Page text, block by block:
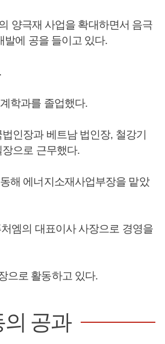
양극재 사업을 확대하면서 음극
발에 공을 들이고 있다.
학과를 졸업했다.
인장과 베트남 법인장, 철강기
으로 근무했다.
해 에너지소재사업부장을 맡았
엠의 대표이사 사장으로 경영을
으로 활동하고 있다.
공과